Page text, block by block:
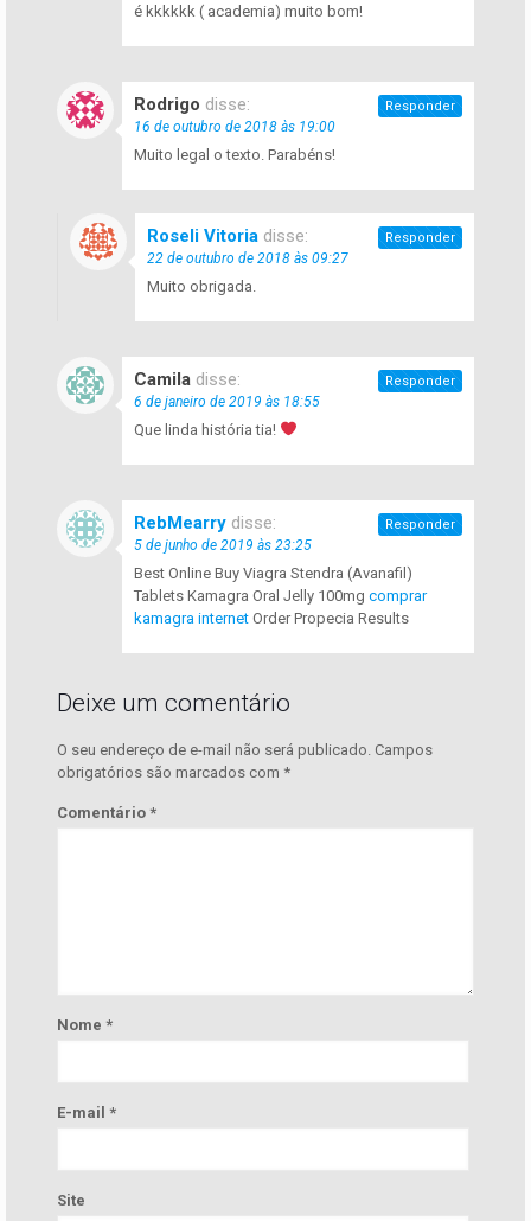
é kkkkkk ( academia) muito bom!
Rodrigo disse:
16 de outubro de 2018 às 19:00
Muito legal o texto. Parabéns!
Responder
Roseli Vitoria disse:
22 de outubro de 2018 às 09:27
Muito obrigada.
Responder
Camila disse:
6 de janeiro de 2019 às 18:55
Que linda história tia!
Responder
RebMearry disse:
5 de junho de 2019 às 23:25
Best Online Buy Viagra Stendra (Avanafil)
Tablets Kamagra Oral Jelly 100mg comprar
kamagra internet Order Propecia Results
Responder
Deixe um comentário
O seu endereço de e-mail não será publicado. Campos
obrigatórios são marcados com *
Comentário *
Nome *
E-mail *
Site